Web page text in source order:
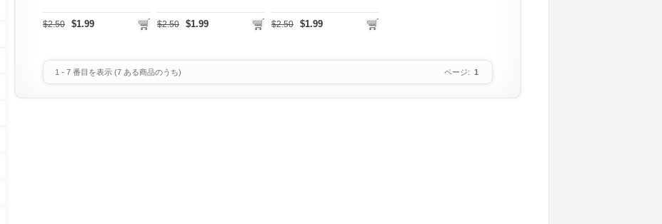
$2.50 $1.99 $2.50 $1.99 $2.50 $1.99
1 - 7 番目を表示 (7 ある商品のうち) ページ: 1